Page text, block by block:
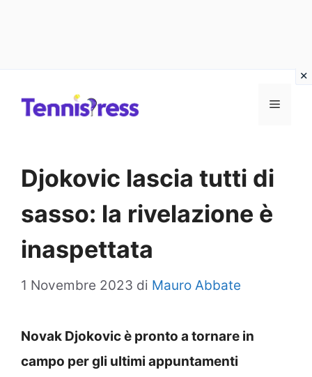
MENU
Djokovic lascia tutti di
sasso: la rivelazione è
inaspettata
1 Novembre 2023 di Mauro Abbate
Novak Djokovic è pronto a tornare in
campo per gli ultimi appuntamenti